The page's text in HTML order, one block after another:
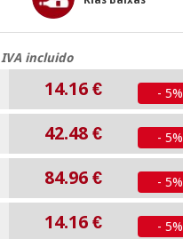
IVA incluido
14.16€ - 5%
42.48€ - 5%
84.96€ - 5%
14.16€ - 5%